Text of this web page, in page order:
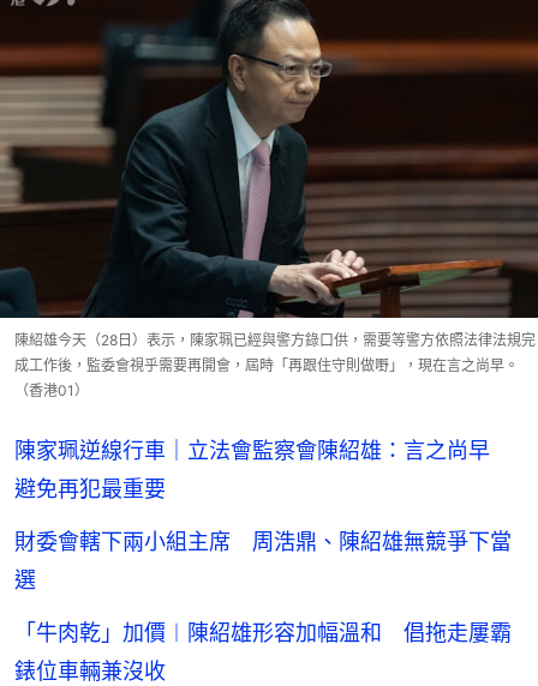
陳紹雄今天（28日）表示，陳家珮已經與警方錄口供，需要等警方依照法律法規完
成工作後，監委會視乎需要再開會，屆時「再跟住守則做嘢」，現在言之尚早。
（香港01）
陳家珮逆線行車｜立法會監察會陳紹雄：言之尚早
避免再犯最重要
財委會轄下兩小組主席 周浩鼎、陳紹雄無競爭下當
選
「牛肉乾」加價︱陳紹雄形容加幅溫和 倡拖走屢霸
錶位車輛兼沒收